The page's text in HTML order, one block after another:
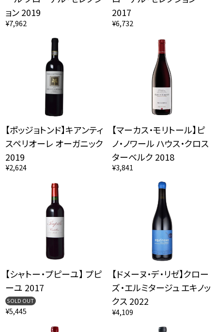
ョン 2019
¥7,962
2017
¥6,732
【ポッジョトンド】キアンティ
スペリオーレ オーガニック
2019
¥2,624
【マーカス・モリトール】ピ
ノ・ノワール ハウス・クロス
ターベルク 2018
¥3,841
【シャトー・プピーユ】 プピ
ーユ 2017
SOLD OUT
¥5,445
【ドメーヌ・デ・リゼ】クロー
ズ・エルミタージュ エキノッ
クス 2022
¥4,109